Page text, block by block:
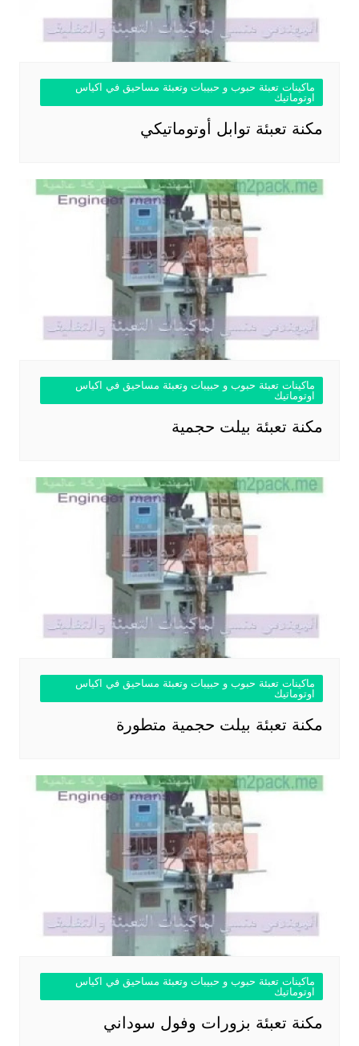
ماكينات تعبئة حبوب و حبيبات وتعبئة مساحيق في اكياس
اوتوماتيك
مكنة تعبئة توابل أوتوماتيكي
ماكينات تعبئة حبوب و حبيبات وتعبئة مساحيق في اكياس
اوتوماتيك
مكنة تعبئة بيلت حجمية
ماكينات تعبئة حبوب و حبيبات وتعبئة مساحيق في اكياس
اوتوماتيك
مكنة تعبئة بيلت حجمية متطورة
ماكينات تعبئة حبوب و حبيبات وتعبئة مساحيق في اكياس
اوتوماتيك
مكنة تعبئة بزورات وفول سوداني